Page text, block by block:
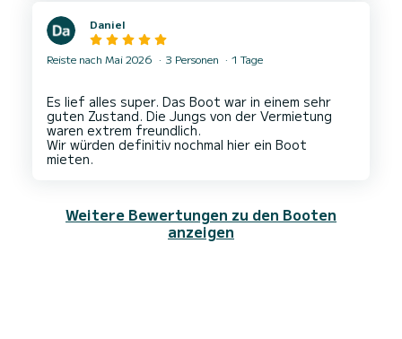
Daniel
Reiste nach Mai 2026 3 Personen 1 Tage
Es lief alles super. Das Boot war in einem sehr
guten Zustand. Die Jungs von der Vermietung
waren extrem freundlich.
Wir würden definitiv nochmal hier ein Boot
Weitere Bewertungen zu den Booten
anzeigen